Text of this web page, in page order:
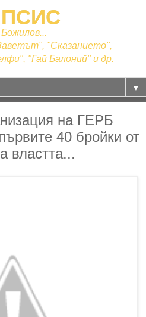
"Сказанието",
"Гай Балоний" и др.
▼
на ГЕРБ
40 бройки от
властта...